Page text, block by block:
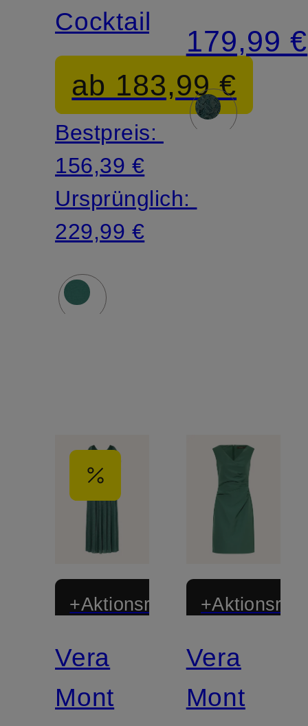
Cocktailkleid
ab 183,99 €
Bestpreis:
156,39 €
Ursprünglich:
229,99 €
179,99 €
+Aktionsrabatt
Vera
Mont
Vera
Mont